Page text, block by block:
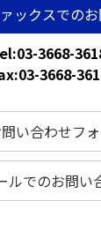
ックスでの
3668-
3668-
い合わせフ
ルでのお問い